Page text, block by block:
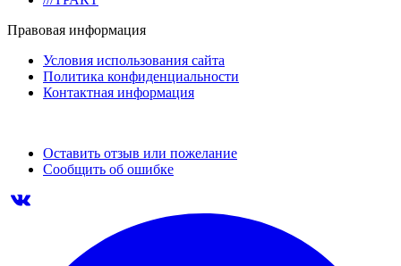
Правовая информация
Условия использования сайта
Политика конфиденциальности
Контактная информация
Оставить отзыв или пожелание
Сообщить об ошибке